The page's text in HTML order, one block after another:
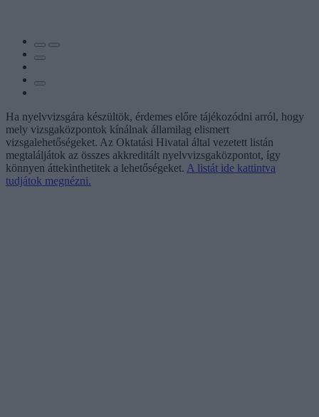
Ha nyelvvizsgára készültök, érdemes előre tájékozódni arról, hogy
mely vizsgaközpontok kínálnak államilag elismert
vizsgalehetőségeket. Az Oktatási Hivatal által vezetett listán
megtaláljátok az összes akkreditált nyelvvizsgaközpontot, így
könnyen áttekinthetitek a lehetőségeket. A listát ide kattintva
tudjátok megnézni.